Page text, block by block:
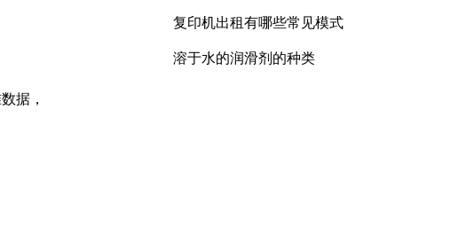
据，
复印机出租有哪些常见模式
溶于水的润滑剂的种类